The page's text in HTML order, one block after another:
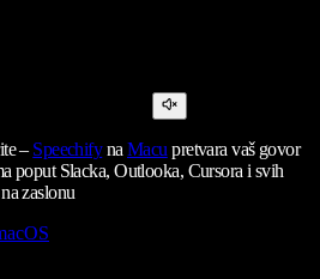
– SpeechifynaMacu pretvara vaš govor
poput Slacka, Outlooka, Cursora i svih
zaslonu